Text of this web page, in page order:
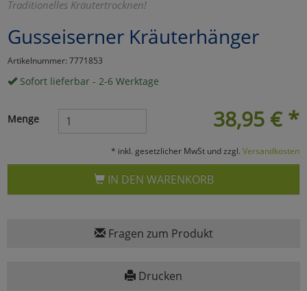
Traditionelles Kräutertrocknen!
Gusseiserner Kräuterhänger
Artikelnummer: 7771853
Sofort lieferbar - 2-6 Werktage
38,95 € *
Menge
* inkl. gesetzlicher MwSt und zzgl. Versandkosten
IN DEN WARENKORB
Fragen zum Produkt
Drucken
Umfragetools
Cookies
Cookies
Einstellungen speichern
zurückzu Haupptseite